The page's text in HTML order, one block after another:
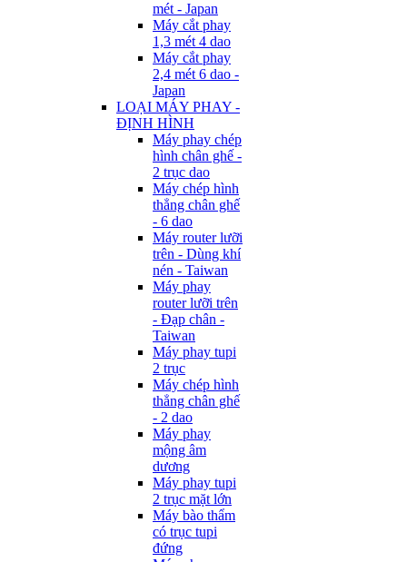
mét - Japan
Máy cắt phay
1,3 mét 4 dao
Máy cắt phay
2,4 mét 6 dao -
Japan
LOẠI MÁY PHAY -
ĐỊNH HÌNH
Máy phay chép
hình chân ghế -
2 trục dao
Máy chép hình
thẳng chân ghế
- 6 dao
Máy router lưỡi
trên - Dùng khí
nén - Taiwan
Máy phay
router lưỡi trên
- Đạp chân -
Taiwan
Máy phay tupi
2 trục
Máy chép hình
thẳng chân ghế
- 2 dao
Máy phay
mộng âm
dương
Máy phay tupi
2 trục mặt lớn
Máy bào thẩm
có trục tupi
đứng